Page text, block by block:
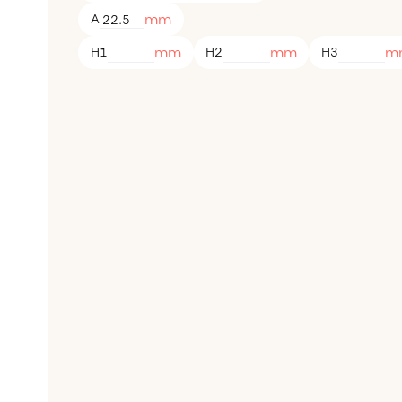
A mm
H1 mm H2 mm H3